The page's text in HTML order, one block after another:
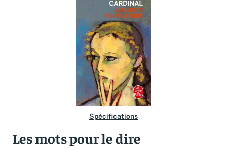
Meilleures ventes
Vous n'avez pas trouvé l'article que vous cherchiez ?
Activez les notifications dans votre compte pour être alerté dès
qu'il est en stock.
Créer une alerte
Spécifications
Les mots pour le dire